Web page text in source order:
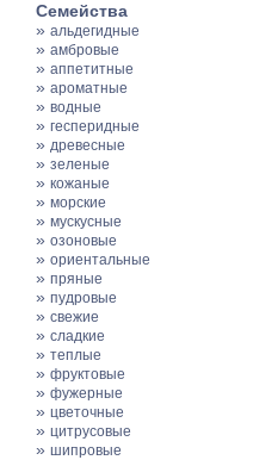
Семейства
» альдегидные
» амбровые
» аппетитные
» ароматные
» водные
» гесперидные
» древесные
» зеленые
» кожаные
» морские
» мускусные
» озоновые
» ориентальные
» пряные
» пудровые
» свежие
» сладкие
» теплые
» фруктовые
» фужерные
» цветочные
» цитрусовые
» шипровые